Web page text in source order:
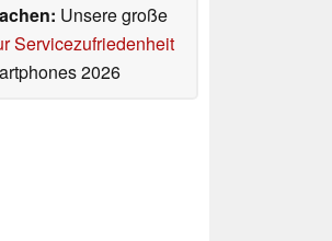
Unsere große
Servicezufriedenheit
2026